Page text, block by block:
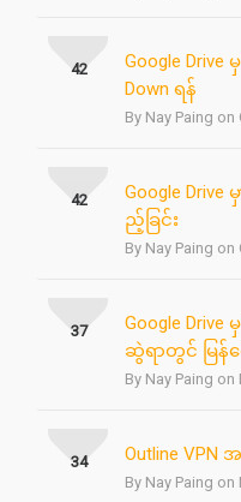
Google
Down ရန်
By Nay Paing
42
Google
ည့်ခြင်း
By Nay Paing
42
Google Drive
ဆွဲရာတွင် မြန်
By Nay Paing
37
Outline VPN
By Nay Paing on
34